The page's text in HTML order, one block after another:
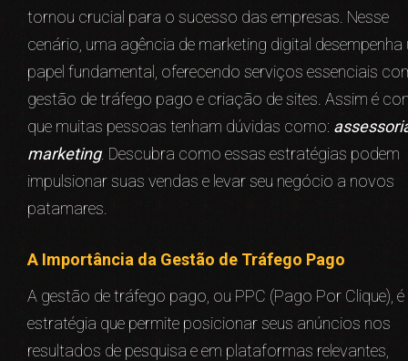
tornou crucial para o sucesso das empresas. Nesse
cenário, uma agência de marketing digital desempenha
papel fundamental, oferecendo serviços essenciais
gestão de tráfego pago e criação de sites. Assim é
que muitas pessoas tenham dúvidas como:
marketing. Descubra como essas estratégias podem
impulsionar suas vendas e levar seu negócio a novos
patamares.
A Importância da Gestão de Tráfego Pago
A gestão de tráfego pago, ou PPC (Pago Por Clique),
estratégia que permite posicionar seus anúncios nos
resultados de pesquisa e em plataformas relevantes,